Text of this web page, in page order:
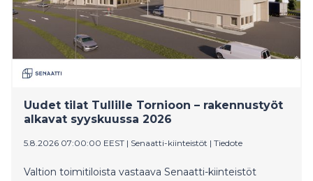
Uudet tilat Tullille Tornioon – rakennustyöt
alkavat syyskuussa 2026
5.8.2026 07:00:00 EEST | Senaatti-kiinteistöt | Tiedote
Valtion toimitiloista vastaava Senaatti-kiinteistöt